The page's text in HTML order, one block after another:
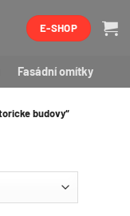
E-SHOP
Fasádní omítky
budovy“